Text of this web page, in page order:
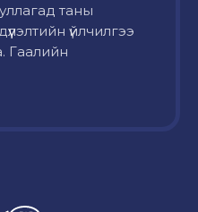
таны
үйлчилгээ
Гаалийн